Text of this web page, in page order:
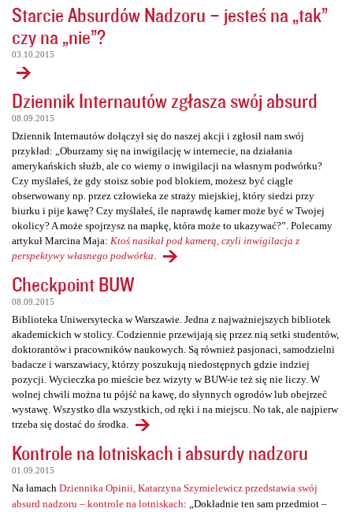
Starcie Absurdów Nadzoru – jesteś na „tak”
czy na „nie”?
03.10.2015
Dziennik Internautów zgłasza swój absurd
08.09.2015
Dziennik Internautów dołączył się do naszej akcji i zgłosił nam swój
przykład: „Oburzamy się na inwigilację w internecie, na działania
amerykańskich służb, ale co wiemy o inwigilacji na własnym podwórku?
Czy myślałeś, że gdy stoisz sobie pod blokiem, możesz być ciągle
obserwowany np. przez człowieka ze straży miejskiej, który siedzi przy
biurku i pije kawę? Czy myślałeś, ile naprawdę kamer może być w Twojej
okolicy? A może spojrzysz na mapkę, która może to ukazywać?”. Polecamy
artykuł Marcina Maja: Ktoś nasikał pod kamerą, czyli inwigilacja z
perspektywy własnego podwórka
Checkpoint BUW
08.09.2015
Biblioteka Uniwersytecka w Warszawie. Jedna z najważniejszych bibliotek
akademickich w stolicy. Codziennie przewijają się przez nią setki studentów,
doktorantów i pracowników naukowych. Są również pasjonaci, samodzielni
badacze i warszawiacy, którzy poszukują niedostępnych gdzie indziej
pozycji. Wycieczka po mieście bez wizyty w BUW-ie też się nie liczy. W
wolnej chwili można tu pójść na kawę, do słynnych ogrodów lub obejrzeć
wystawę. Wszystko dla wszystkich, od ręki i na miejscu. No tak, ale najpierw
trzeba się dostać do środka.
Kontrole na lotniskach i absurdy nadzoru
01.09.2015
Na łamach Dziennika Opinii, Katarzyna Szymielewicz przedstawia swój
absurd nadzoru – kontrole na lotniskach: „Dokładnie ten sam przedmiot –